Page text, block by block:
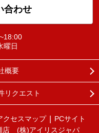
合わせ
曜日
概要
リクエスト
クセスマップ
PCサイト
店 (株)アイリスジャパ